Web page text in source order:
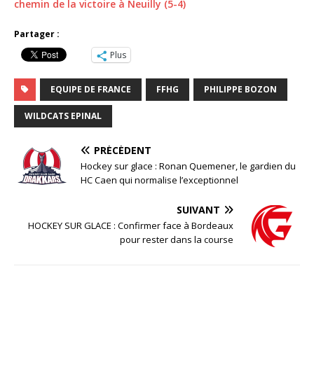
chemin de la victoire à Neuilly (5-4)
Partager :
Plus
EQUIPE DE FRANCE FFHG PHILIPPE BOZON
WILDCATS EPINAL
PRÉCÉDENT
Hockey sur glace : Ronan Quemener, le gardien du
HC Caen qui normalise l’exceptionnel
SUIVANT
HOCKEY SUR GLACE : Confirmer face à Bordeaux
pour rester dans la course